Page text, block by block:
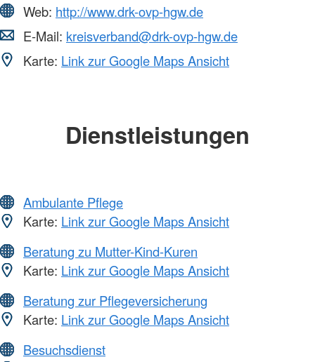
Web: http://www.drk-ovp-hgw.de
E-Mail: kreisverband@drk-ovp-hgw.de
Karte: Link zur Google Maps Ansicht
Dienstleistungen
Ambulante Pflege
Karte: Link zur Google Maps Ansicht
Beratung zu Mutter-Kind-Kuren
Karte: Link zur Google Maps Ansicht
Beratung zur Pflegeversicherung
Karte: Link zur Google Maps Ansicht
Besuchsdienst